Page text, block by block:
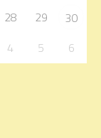
28 29
30
4 5 6